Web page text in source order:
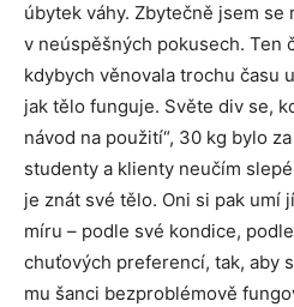
úbytek váhy. Zbytečně jsem se
v neúspěšných pokusech. Ten
kdybych věnovala trochu času
jak tělo funguje. Světe div se,
návod na použití“, 30 kg bylo
studenty a klienty neučím
je znát své tělo. Oni si pak umí
míru – podle své kondice,
chuťových preferencí, tak, aby
mu šanci bezproblémově